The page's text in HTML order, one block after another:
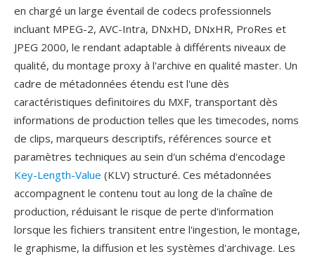
en chargé un large éventail de codecs professionnels
incluant MPEG-2, AVC-Intra, DNxHD, DNxHR, ProRes et
JPEG 2000, le rendant adaptable à différents niveaux de
qualité, du montage proxy à l'archive en qualité master. Un
cadre de métadonnées étendu est l'une dès
caractéristiques definitoires du MXF, transportant dès
informations de production telles que les timecodes, noms
de clips, marqueurs descriptifs, références source et
paramètres techniques au sein d'un schéma d'encodage
Key-Length-Value (KLV) structuré. Ces métadonnées
accompagnent le contenu tout au long de la chaîne de
production, réduisant le risque de perte d'information
lorsque les fichiers transitent entre l'ingestion, le montage,
le graphisme, la diffusion et les systèmes d'archivage. Les